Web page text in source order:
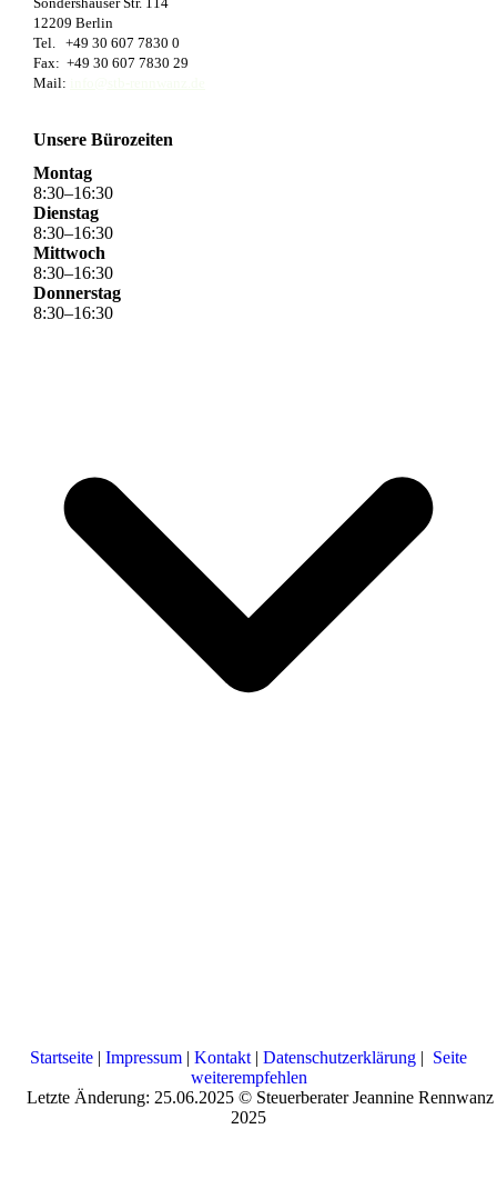
12209 Berlin
Tel. +49 30 607 7830 0
Fax: +49 30 607 7830 29
Mail:
Unsere Bürozeiten
Montag
8:30–16:30
Dienstag
8:30–16:30
Mittwoch
8:30–16:30
Donnerstag
8:30–16:30
Startseite | Impressum | Kontakt | Datenschutzerklärung | Seite
weiterempfehlen
Letzte Änderung: 25.06.2025 © Steuerberater Jeannine Rennwanz
2025